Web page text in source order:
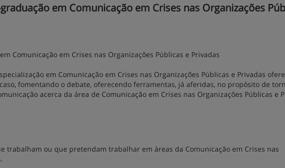
em Comunicação em Crises nas Organizações
Comunicação em Crises nas Organizações Públicas e Privadas
em Comunicação em Crises nas Organizações Públicas e Privadas
fomentando o debate, oferecendo ferramentas, já aferidas, no propósito de
acerca da área de Comunicação em Crises nas Organizações Públicas e
trabalham ou que pretendam trabalhar em áreas da Comunicação em Crises nas